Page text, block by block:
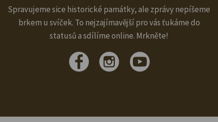
Spravujeme sice historické památky, ale zprávy nepíšeme
brkem u svíček. To nejzajímavější pro vás ťukáme do
statusů a sdílíme online. Mrkněte!